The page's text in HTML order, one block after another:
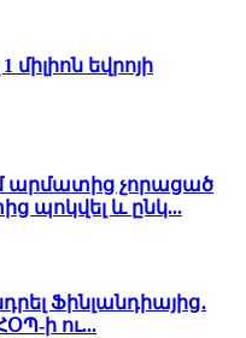
եվրոյի
արմատից չորացած
պոկվել և ընկ...
Ֆինլանդիայից․
ի ու...